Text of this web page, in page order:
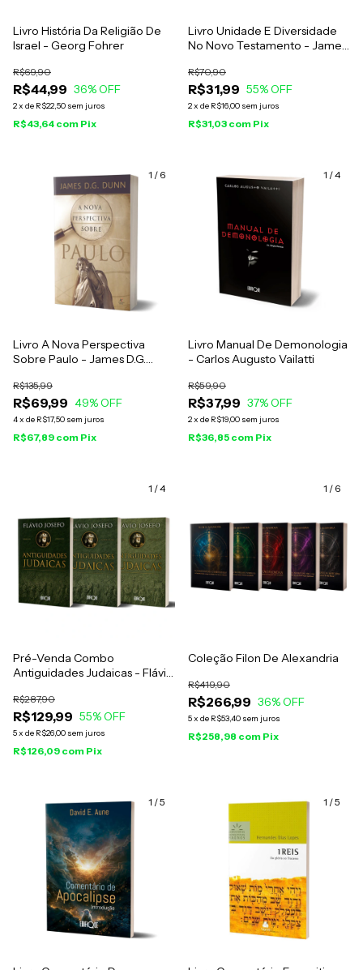
Livro História Da Religião De
Israel - Georg Fohrer
R$44,99
R$69,90
36% OFF
2x de R$22,50 sem juros
R$43,64 com Pix
Livro Unidade E Diversidade
No Novo Testamento - James
R$31,99
R$70,90
55% OFF
2x de R$16,00 sem juros
R$31,03 com Pix
1 / 6
Livro A Nova Perspectiva
Sobre Paulo - James D.G.
R$69,99
R$135,99
49% OFF
4x de R$17,50 sem juros
R$67,89 com Pix
1 /4
Livro Manual De Demonologia
- Carlos Augusto Vailatti
R$37,99
R$59,90
37% OFF
2x de R$19,00 sem juros
R$36,85 com Pix
1 /4
Pré-Venda Combo
Antiguidades Judaicas - Flávio
R$129,99
R$287,90
55% OFF
5x de R$26,00 sem juros
R$126,09 com Pix
1 / 6
Coleção Filon De Alexandria
R$266,99
R$419,90
36% OFF
5x de R$53,40 sem juros
R$258,98 com Pix
1 /5 1 /5